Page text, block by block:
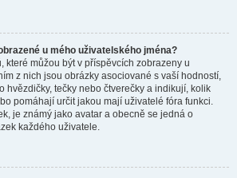
u mého uživatelského jména?
které můžou být v příspěvcích zobrazeny u
z nich jsou obrázky asociované s vaší hodností,
hvězdičky, tečky nebo čtverečky a indikují, kolik
pomáhají určit jakou mají uživatelé fóra funkci.
je známý jako avatar a obecně se jedná o
každého uživatele.